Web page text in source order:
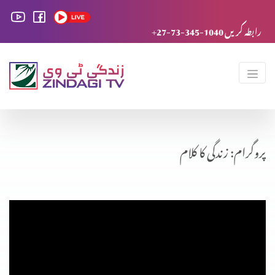
+27-73-345-1040 رابطہ کریں
پروگرام: زندگی کا کلام